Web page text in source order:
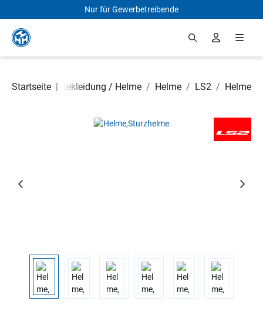
Zum Hauptinhalt springen
Nur für Gewerbetreibende
Startseite |
Rollerteile Bekleidung / Helme / Helme / LS2 / Helme
Bildergalerie überspringen